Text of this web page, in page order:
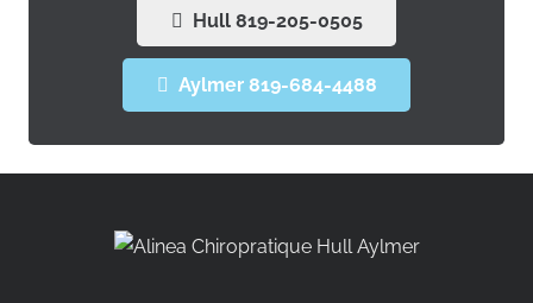
Hull 819-205-0505
Aylmer 819-684-4488